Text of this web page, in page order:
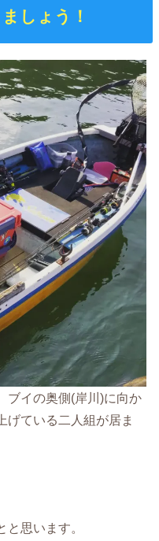
しょう！
ブイの奥側(岸川)に向か
げている二人組が居ま
思います。